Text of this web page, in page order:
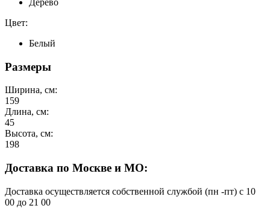
Цвет:
Белый
Размеры
Ширина, см:
159
Длина, см:
45
Высота, см:
198
Доставка по Москве и МО:
Доставка осуществляется собственной службой (пн -пт) с 10
00 до 21 00